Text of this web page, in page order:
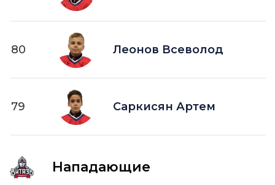
80 Леонов Всеволод
79 Саркисян Артем
Нападающие